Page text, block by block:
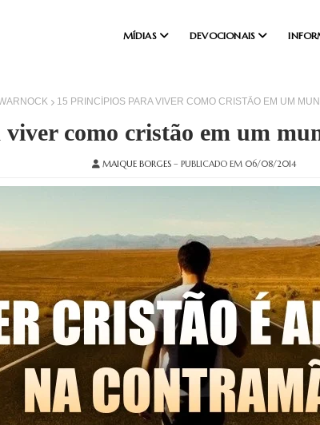
MÍDIAS DEVOCIONAIS
15 PRINCÍPIOS PARA VIVER COMO CRISTÃO EM UM
como cristão em um
MAIQUE BORGES– PUBLICADO EM 06/08/2014